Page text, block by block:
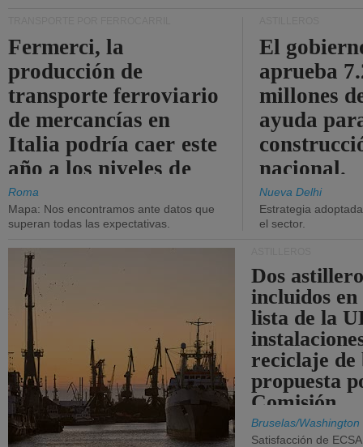
Fermerci, la
producción de
transporte ferroviario
de mercancías en
Italia podría caer este
año a los niveles de
2015.
Roma
Mapa: Nos encontramos ante datos que
superan todas las expectativas.
El
aprueba
millones
ayuda
nacional.
Nueva Delhi
Estrategia
el sector.
Dos
incluidos
lista de la
reciclaje de
propuesta
Comisión.
Bruselas/Washington
Satisfacción de